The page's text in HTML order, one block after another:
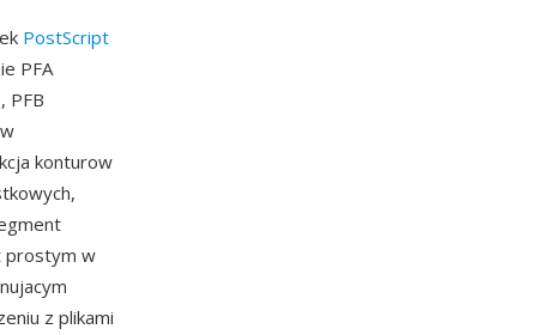
PostScript
PFA
PFB
konturow
prostym w
z plikami